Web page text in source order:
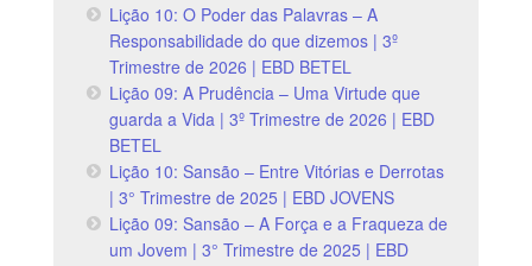
Lição 10: O Poder das Palavras – A
Responsabilidade do que dizemos | 3º
Trimestre de 2026 | EBD BETEL
Lição 09: A Prudência – Uma Virtude que
guarda a Vida | 3º Trimestre de 2026 | EBD
BETEL
Lição 10: Sansão – Entre Vitórias e Derrotas
| 3° Trimestre de 2025 | EBD JOVENS
Lição 09: Sansão – A Força e a Fraqueza de
um Jovem | 3° Trimestre de 2025 | EBD